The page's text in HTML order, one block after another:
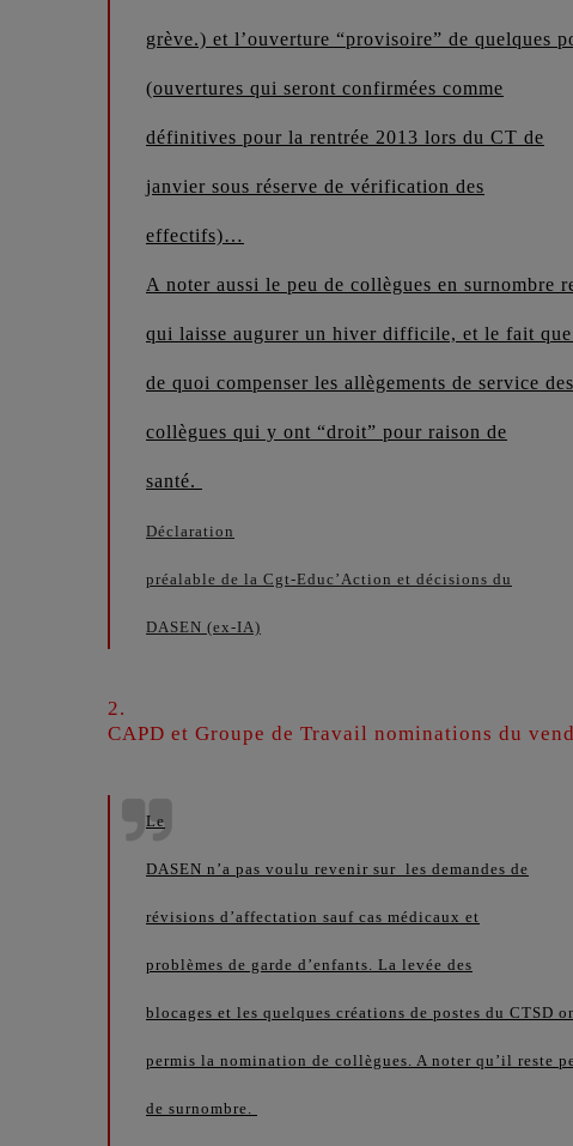
grève.) et l’ouverture “provisoire” de quelques
(ouvertures qui seront confirmées comme
définitives pour la rentrée 2013 lors du CT de
janvier sous réserve de vérification des
effectifs)…
A noter aussi le peu de collègues en surnombre
qui laisse augurer un hiver difficile, et le fait
de quoi compenser les allègements de service des
collègues qui y ont “droit” pour raison de
santé.
Déclaration
préalable de la Cgt-Educ’Action et décisions du
DASEN (ex-IA)
2.
CAPD et Groupe de Travail nominations du
Le
DASEN n’a pas voulu revenir sur les demandes de
révisions d’affectation sauf cas médicaux et
problèmes de garde d’enfants. La levée des
blocages et les quelques créations de postes du CTSD
permis la nomination de collègues. A noter qu’il reste
de surnombre.